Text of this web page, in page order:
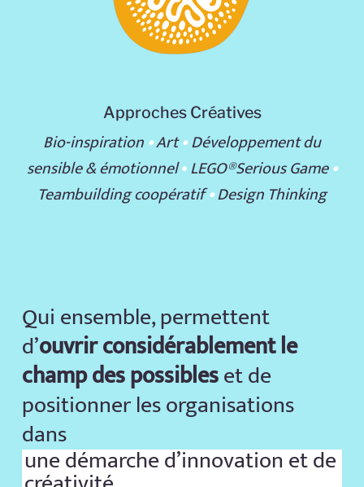
Approches Créatives
Bio-inspiration•Art•Développement du
sensible & émotionnel•LEGO®️Serious Game•
Teambuilding coopératif•Design Thinking
Qui ensemble, permettent
d’ouvrir considérablement le
champ des possibleset de
positionner les organisations
dans
une démarche d’innovation et de